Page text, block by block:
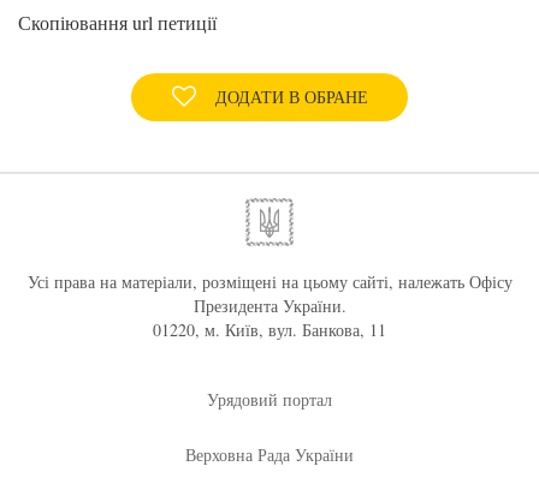
Скопіювання url петиції
ДОДАТИ В ОБРАНЕ
Усі права на матеріали, розміщені на цьому сайті, належать Офісу
Президента України.
01220, м. Київ, вул. Банкова, 11
Урядовий портал
Верховна Рада України